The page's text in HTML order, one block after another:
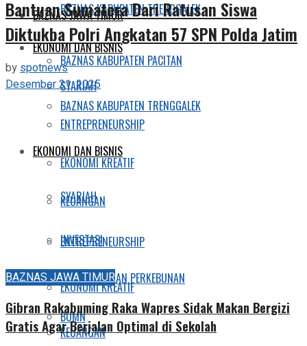
BAZNAS KABUPATEN TRENGGALEK
EKONOMI DAN BISNIS
SYARIAH
ENTREPRENEURSHIP
EKONOMI KREATIF
KEUANGAN
INVESTASI
PERTANIAN DAN PERKEBUNAN
BUMN
BAZNAS JAWA TIMUR
BAZNAS KABUPATEN PACITAN
BAZNAS KABUPATEN TRENGGALEK
EKONOMI DAN BISNIS
SYARIAH
ENTREPRENEURSHIP
EKONOMI KREATIF
KEUANGAN
Bantuan Sumatera Dari Ratusan Siswa
Diktukba Polri Angkatan 57 SPN Polda Jatim
by spotnews
Desember 21, 2025
BAZNAS JAWA TIMUR
Gibran Rakabuming Raka Wapres Sidak Makan Bergizi
Gratis Agar Berjalan Optimal di Sekolah